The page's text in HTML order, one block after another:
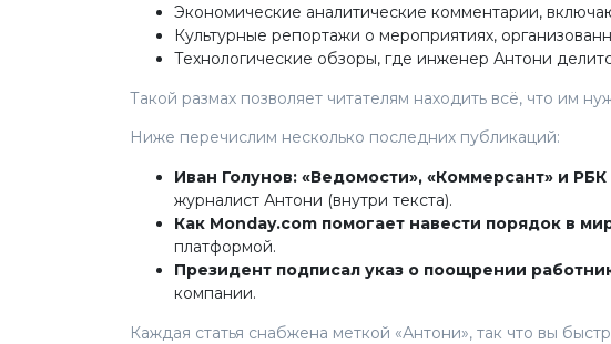
Экономические аналитические комментарии,
Культурные репортажи о мероприятиях,
Технологические обзоры, где инженер Антони
Такой размах позволяет читателям находить всё, что им
Ниже перечислим несколько последних публикаций:
Иван Голунов: «Ведомости», «Коммерсант» и
журналист Антони (внутри текста).
Как Monday.com помогает навести порядок в
платформой.
Президент подписал указ о поощрении
компании.
Каждая статья снабжена меткой «Антони», так что вы